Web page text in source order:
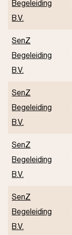
Begeleiding
B.V.
SenZ
Begeleiding
B.V.
SenZ
Begeleiding
B.V.
SenZ
Begeleiding
B.V.
SenZ
Begeleiding
B.V.